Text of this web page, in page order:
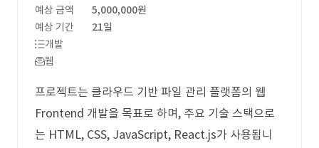
예상 금액
5,000,000원
예상 기간
21일
개발
웹
프로젝트는 클라우드 기반 파일 관리 플랫폼의 웹
Frontend 개발을 목표로 하며, 주요 기술 스택으로
는 HTML, CSS, JavaScript, React.js가 사용됩니